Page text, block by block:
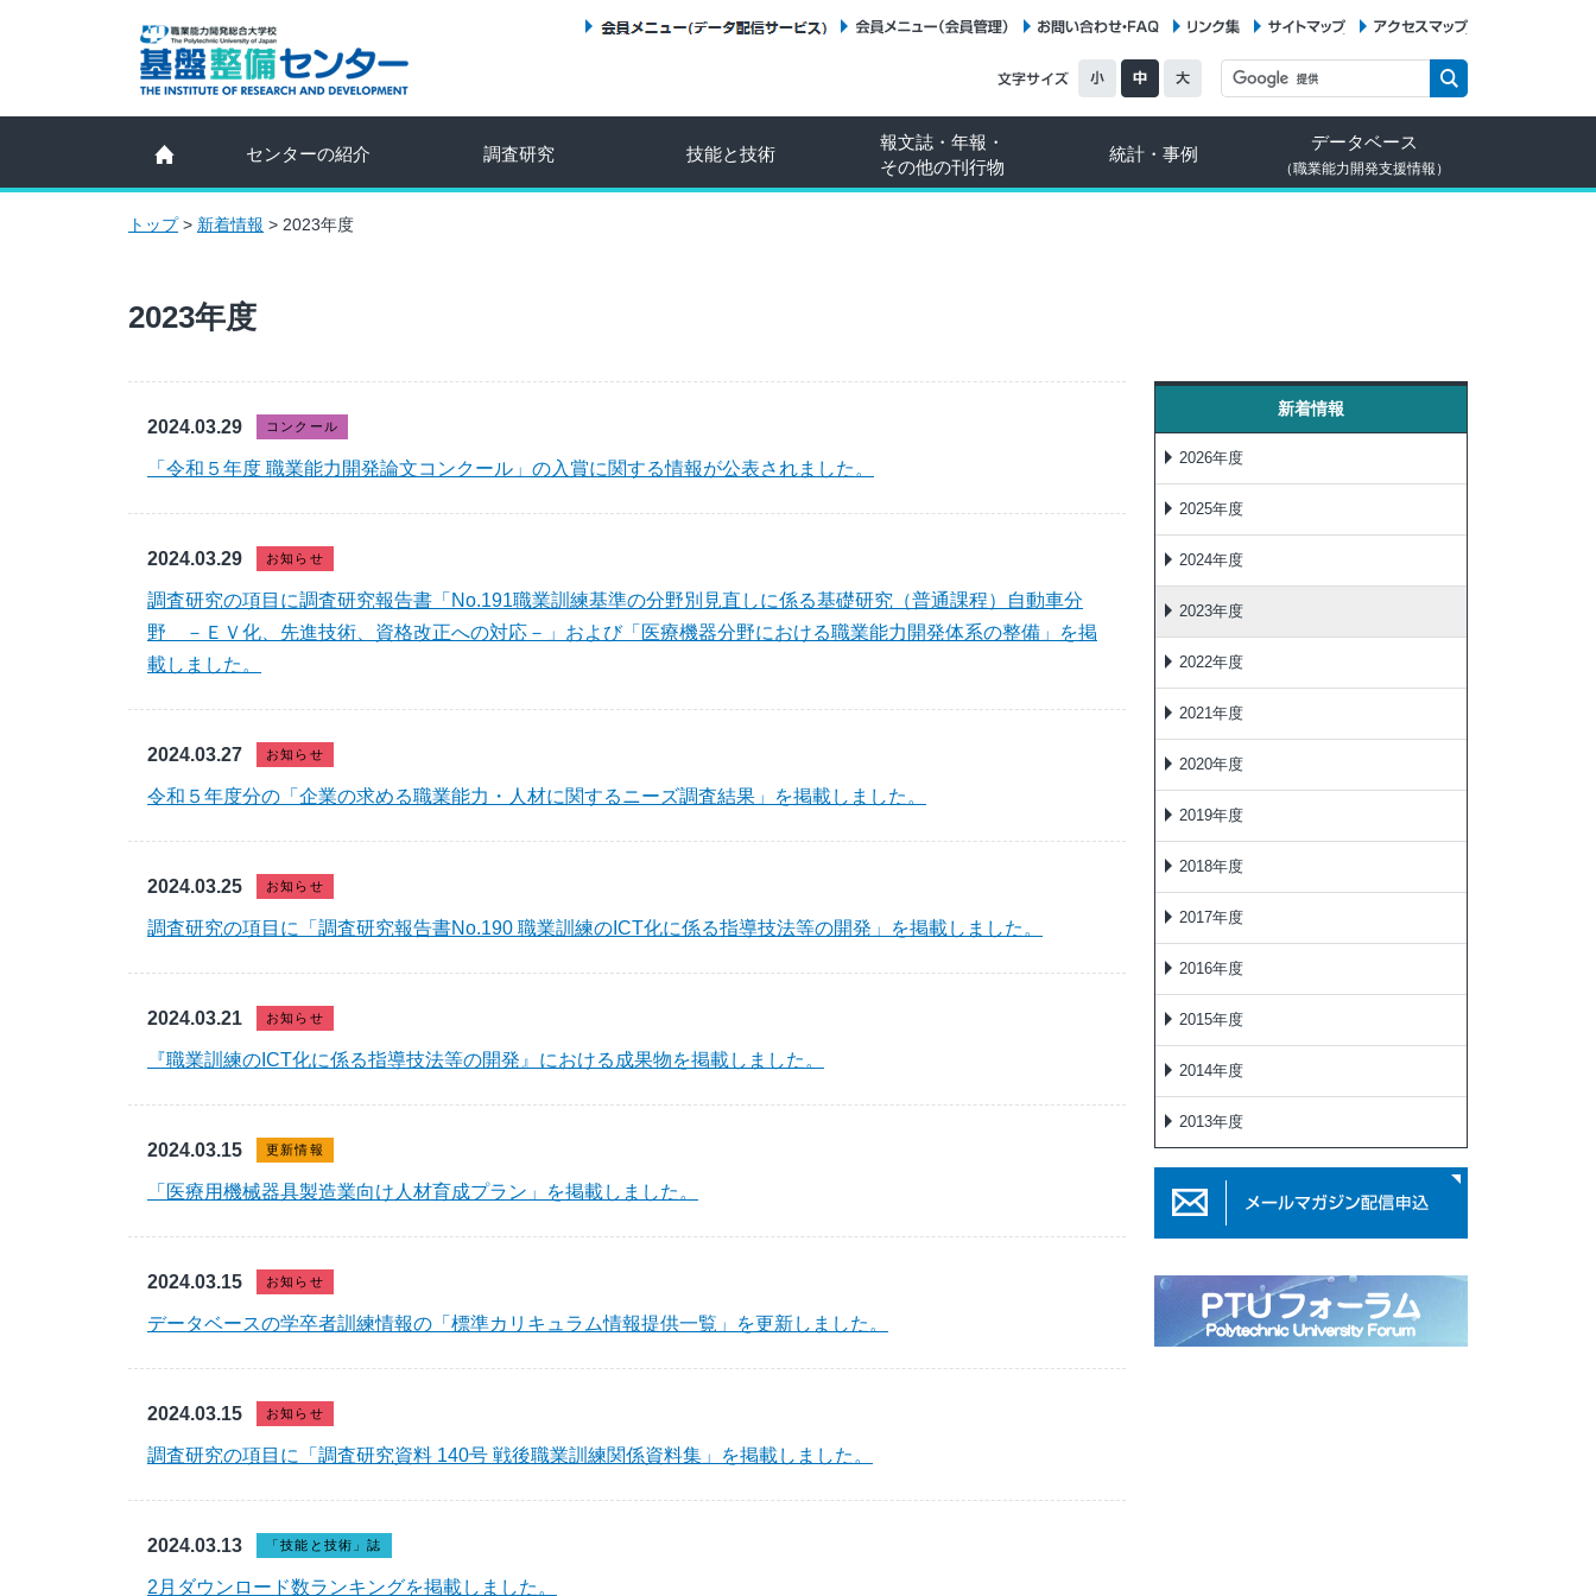
センターの紹介 調査研究 技能と技術
報文誌・年報・
その他の刊行物
統計・事例
データベース
（職業能力開発支援情報）
トップ> 新着情報 > 2023年度
2023年度
2024.03.29 コンクール
「令和５年度 職業能力開発論文コンクール」の入賞に関する情報が公表されました。
2024.03.29 お知らせ
調査研究の項目に調査研究報告書「No.191職業訓練基準の分野別見直しに係る基礎研究（普通課程）自動車分
野 －ＥＶ化、先進技術、資格改正への対応－」および「医療機器分野における職業能力開発体系の整備」を掲
載しました。
2024.03.27 お知らせ
令和５年度分の「企業の求める職業能力・人材に関するニーズ調査結果」を掲載しました。
2024.03.25 お知らせ
調査研究の項目に「調査研究報告書No.190 職業訓練のICT化に係る指導技法等の開発」を掲載しました。
2024.03.21 お知らせ
『職業訓練のICT化に係る指導技法等の開発』における成果物を掲載しました。
2024.03.15 更新情報
「医療用機械器具製造業向け人材育成プラン」を掲載しました。
2024.03.15 お知らせ
データベースの学卒者訓練情報の「標準カリキュラム情報提供一覧」を更新しました。
2024.03.15 お知らせ
調査研究の項目に「調査研究資料 140号 戦後職業訓練関係資料集」を掲載しました。
2024.03.13 「技能と技術」誌
2月ダウンロード数ランキングを掲載しました。
新着情報
2026年度
2025年度
2024年度
2023年度
2022年度
2021年度
2020年度
2019年度
2018年度
2017年度
2016年度
2015年度
2014年度
2013年度